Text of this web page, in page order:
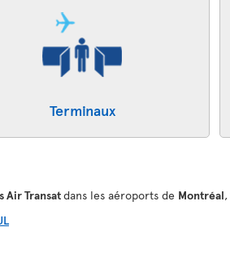
Terminaux
Air Transatdans les aéroports de Montréal,